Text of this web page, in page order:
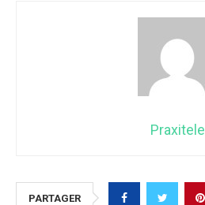
Praxitele
PARTAGER